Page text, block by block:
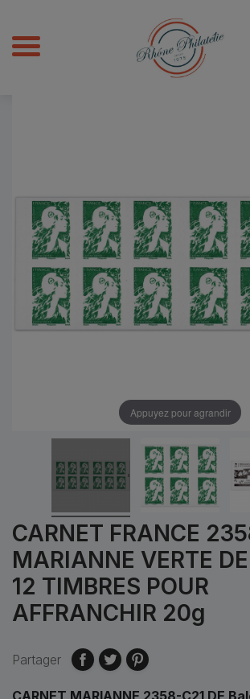
Appuyez pour agrandir
CARNET FRANCE
MARIANNE VERTE
12 TIMBRES POUR
AFFRANCHIR 20g
Partager
CARNET MARIANNE 2358-C21 DE